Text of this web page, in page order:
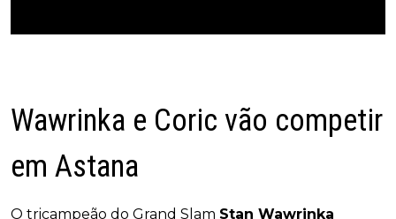
Wawrinka e Coric vão competir
em Astana
O tricampeão do Grand Slam Stan Wawrinka